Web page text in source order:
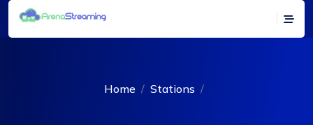
Home Stations